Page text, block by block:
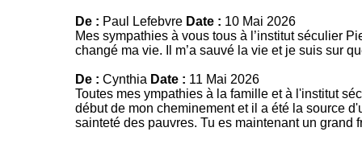
De : Paul Lefebvre Date : 10 Mai 2026
Mes sympathies à vous tous à l’institut séculier
changé ma vie. Il m’a sauvé la vie et je suis sur
De : Cynthia Date : 11 Mai 2026
Toutes mes ympathies à la famille et à l'institut
début de mon cheminement et il a été la source
sainteté des pauvres. Tu es maintenant un grand